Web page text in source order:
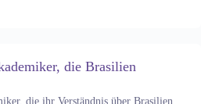
die Brasilien
die ihr Verständnis über Brasilien